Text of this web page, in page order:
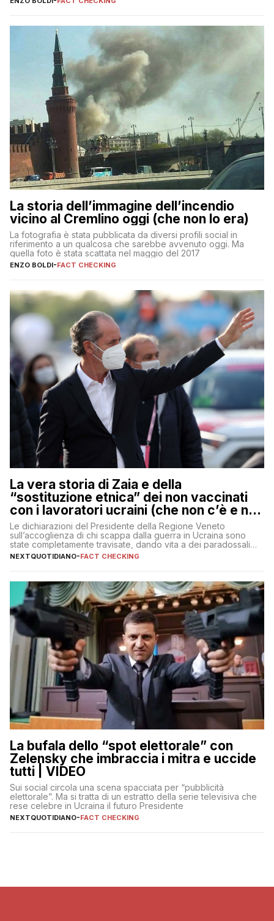
La storia dell’immagine dell’incendio
vicino al Cremlino oggi (che non lo era)
La fotografia è stata pubblicata da diversi profili social in
riferimento a un qualcosa che sarebbe avvenuto oggi. Ma
quella foto è stata scattata nel maggio del 2017
ENZO BOLDI-FACT CHECKING
La vera storia di Zaia e della
“sostituzione etnica” dei non vaccinati
con i lavoratori ucraini (che non c’è e non
ci sarà)
Le dichiarazioni del Presidente della Regione Veneto
sull’accoglienza di chi scappa dalla guerra in Ucraina sono
state completamente travisate, dando vita a dei paradossali
falsi che girano sui social
NEXTQUOTIDIANO-FACT CHECKING
La bufala dello “spot elettorale” con
Zelensky che imbraccia i mitra e uccide
tutti | VIDEO
Sui social circola una scena spacciata per “pubblicità
elettorale”. Ma si tratta di un estratto della serie televisiva che
rese celebre in Ucraina il futuro Presidente
NEXTQUOTIDIANO-FACT CHECKING